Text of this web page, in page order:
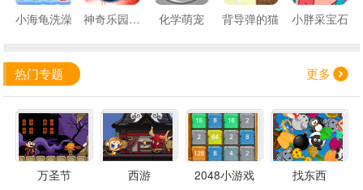
小海龟洗澡 神奇乐园记忆过山车 化学萌宠 背导弹的猫 小胖采宝石
热门专题 更多
万圣节 西游 2048小游戏 找东西